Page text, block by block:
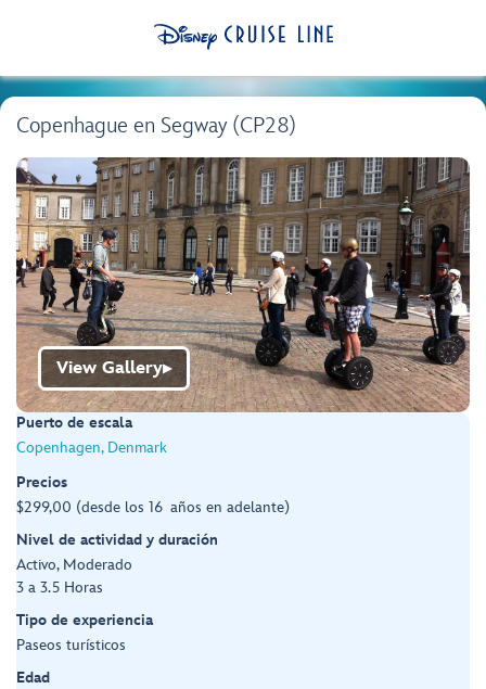
Copenhague en Segway (CP28)
View Gallery▶
Puerto de escala
Copenhagen, Denmark
Precios
$299,00 (desde los 16 años en adelante)
Nivel de actividad y duración
Activo, Moderado
3 a 3.5 Horas
Tipo de experiencia
Paseos turísticos
Edad